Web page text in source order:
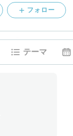
フォロー
テーマ